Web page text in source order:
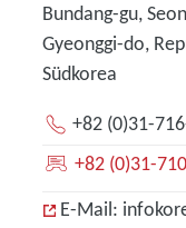
Bundang-gu,
Gyeonggi-do,
Südkorea
+82 (0)31-
+82 (0)31-
E-Mail: